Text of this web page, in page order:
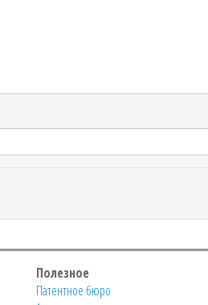
Полезное
Патентное бюро